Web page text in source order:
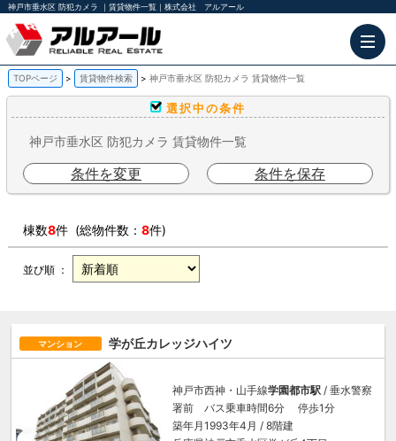
神戸市垂水区 防犯カメラ ｜賃貸物件一覧｜株式会社 アルアール
TOPページ 賃貸物件検索 神戸市垂水区 防犯カメラ 賃貸物件一覧
選択中の条件
神戸市垂水区 防犯カメラ 賃貸物件一覧
条件を変更 条件を保存
棟数8件 (総物件数：8件)
並び順 ：
マンション 学が丘カレッジハイツ
神戸市西神・山手線学園都市駅 / 垂水警察
署前 バス乗車時間6分 停歩1分
築年月1993年4月 / 8階建